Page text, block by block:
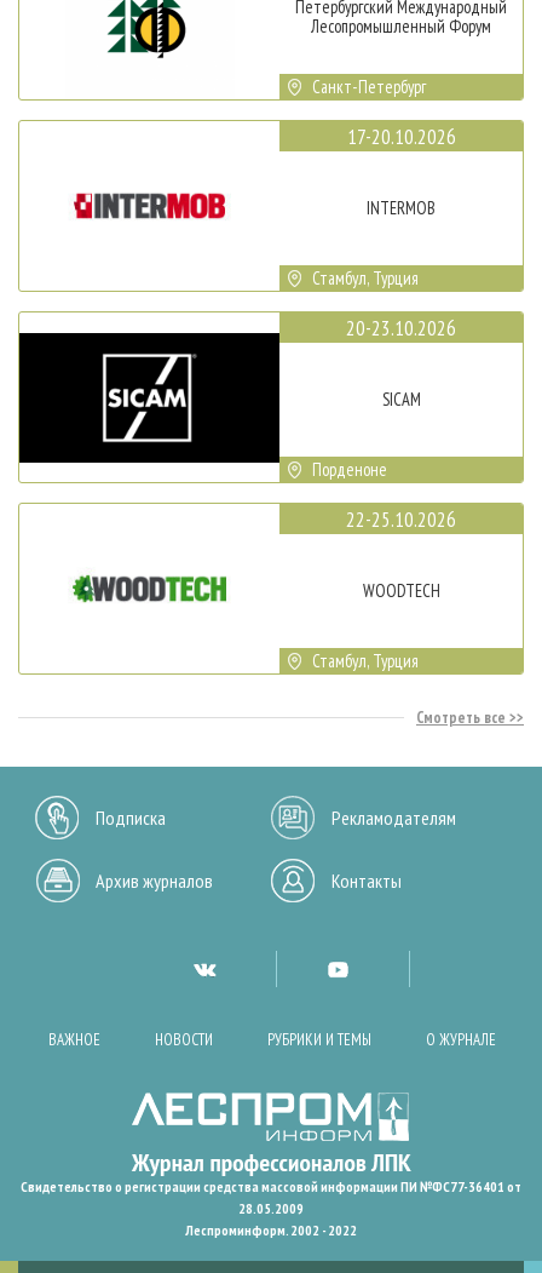
Петербургский Международный
Лесопромышленный Форум
Санкт-Петербург
17-20.10.2026
INTERMOB
Стамбул, Турция
20-23.10.2026
SICAM
Порденоне
22-25.10.2026
WOODTECH
Стамбул, Турция
Смотреть все
Подписка Рекламодателям
Архив журналов Контакты
ВАЖНОЕ НОВОСТИ РУБРИКИ И ТЕМЫ О ЖУРНАЛЕ
Свидетельство о регистрации средства массовой информации ПИ №ФС77-36401 от
28.05.2009
Леспроминформ. 2002 - 2022